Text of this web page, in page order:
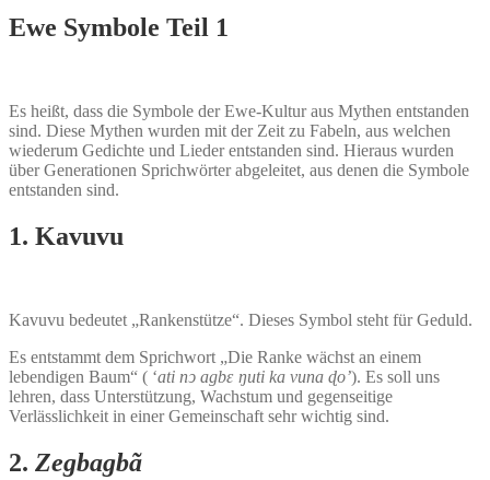
Ewe Symbole Teil 1
Es heißt, dass die Symbole der Ewe-Kultur aus Mythen entstanden
sind. Diese Mythen wurden mit der Zeit zu Fabeln, aus welchen
wiederum Gedichte und Lieder entstanden sind. Hieraus wurden
über Generationen Sprichwörter abgeleitet, aus denen die Symbole
entstanden sind.
1. Kavuvu
Kavuvu bedeutet „Rankenstütze“. Dieses Symbol steht für Geduld.
Es entstammt dem Sprichwort „Die Ranke wächst an einem
lebendigen Baum“ ( ‘ati nͻ agbԑ ŋuti ka vuna ɖo’). Es soll uns
lehren, dass Unterstützung, Wachstum und gegenseitige
Verlässlichkeit in einer Gemeinschaft sehr wichtig sind.
2. Zegbagbã